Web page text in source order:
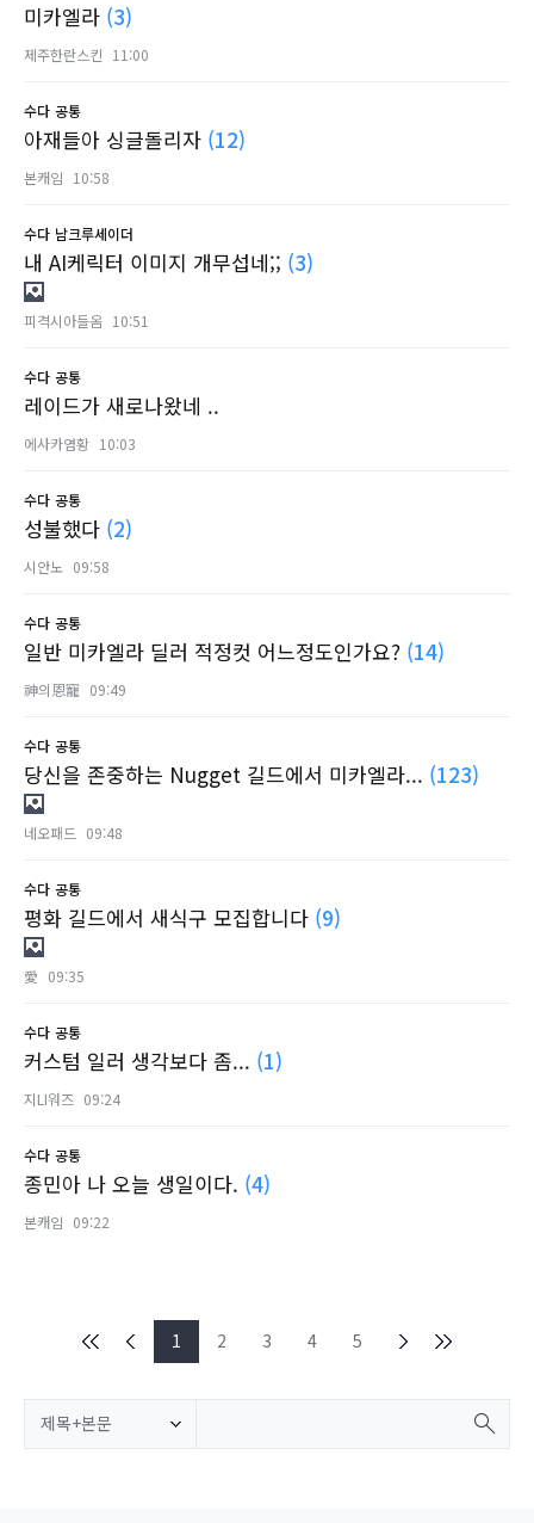
미카엘라 (3)
제주한란스킨 11:00
수다 공통
아재들아 싱글돌리자 (12)
본캐임 10:58
수다 남크루세이더
내 AI케릭터 이미지 개무섭네;; (3)
피격시아들옴 10:51
수다 공통
레이드가 새로나왔네 ..
에사카염황 10:03
수다 공통
성불했다 (2)
시안노 09:58
수다 공통
일반 미카엘라 딜러 적정컷 어느정도인가요? (14)
神의恩寵 09:49
수다 공통
당신을 존중하는 Nugget 길드에서 미카엘라... (123)
네오패드 09:48
수다 공통
평화 길드에서 새식구 모집합니다 (9)
愛 09:35
수다 공통
커스텀 일러 생각보다 좀... (1)
지LI워즈 09:24
수다 공통
종민아 나 오늘 생일이다. (4)
본캐임 09:22
1 2 3 4 5
제목+본문